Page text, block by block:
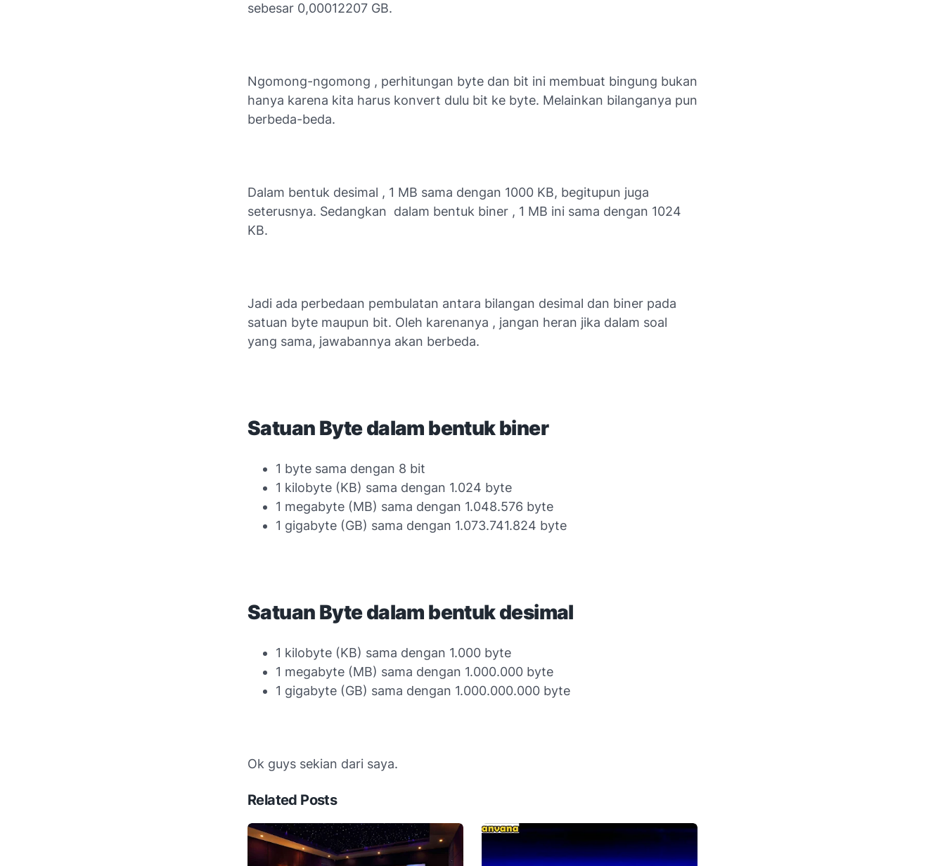
sebesar 0,00012207 GB.
Ngomong-ngomong , perhitungan byte dan bit ini membuat bingung bukan
hanya karena kita harus konvert dulu bit ke byte. Melainkan bilanganya pun
berbeda-beda.
Dalam bentuk desimal , 1 MB sama dengan 1000 KB, begitupun juga
seterusnya. Sedangkan dalam bentuk biner , 1 MB ini sama dengan 1024
KB.
Jadi ada perbedaan pembulatan antara bilangan desimal dan biner pada
satuan byte maupun bit. Oleh karenanya , jangan heran jika dalam soal
yang sama, jawabannya akan berbeda.
Satuan Byte dalam bentuk biner
1 byte sama dengan 8 bit
1 kilobyte (KB) sama dengan 1.024 byte
1 megabyte (MB) sama dengan 1.048.576 byte
1 gigabyte (GB) sama dengan 1.073.741.824 byte
Satuan Byte dalam bentuk desimal
1 kilobyte (KB) sama dengan 1.000 byte
1 megabyte (MB) sama dengan 1.000.000 byte
1 gigabyte (GB) sama dengan 1.000.000.000 byte
Ok guys sekian dari saya.
Related Posts